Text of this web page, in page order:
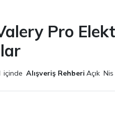
Pro
içinde Alışveriş Rehberi Açık